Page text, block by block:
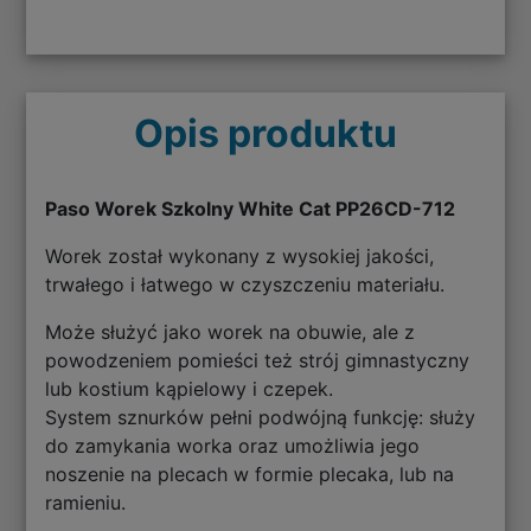
Opis produktu
Paso Worek Szkolny White Cat PP26CD-712
Worek został wykonany z wysokiej jakości,
trwałego i łatwego w czyszczeniu materiału.
Może służyć jako worek na obuwie, ale z
powodzeniem pomieści też strój gimnastyczny
lub kostium kąpielowy i czepek.
System sznurków pełni podwójną funkcję: służy
do zamykania worka oraz umożliwia jego
noszenie na plecach w formie plecaka, lub na
ramieniu.